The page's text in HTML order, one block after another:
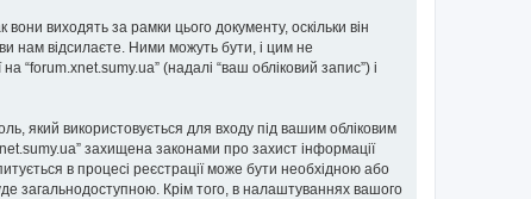
виходять за рамки цього документу, оскільки він
нам відсилаєте. Ними можуть бути, і цим не
“forum.xnet.sumy.ua” (надалі “ваш обліковий запис”) і
який використовується для входу під вашим обліковим
захищена законами про захист інформації
в процесі реєстрації може бути необхідною або
загальнодоступною. Крім того, в налаштуваннях вашого